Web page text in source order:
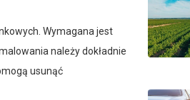
Wymagana jest
należy dokładnie
usunąć